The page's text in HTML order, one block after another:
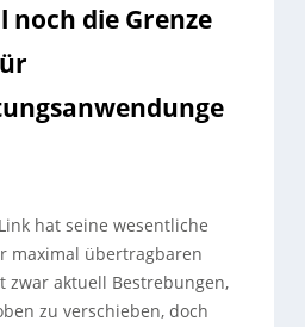
noch die Grenze
hat seine wesentliche
maximal übertragbaren
zwar aktuell Bestrebungen,
zu verschieben, doch